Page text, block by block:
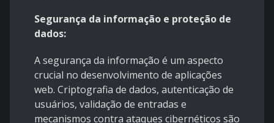
Segurança da informação e proteção de
dados:
A segurança da informação é um aspecto
crucial no desenvolvimento de aplicações
web. Criptografia de dados, autenticação de
usuários, validação de entradas e
mecanismos contra ataques cibernéticos são